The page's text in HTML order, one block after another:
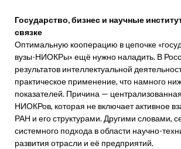
Государство, бизнес и научные
связке
Оптимальную кооперацию в цепочке
вузы-НИОКРы» ещё нужно наладить. В
результатов интеллектуальной
практическое применение, что намного
показателей. Причина —
НИОКРов, которая не включает активное
РАН и его структурами. Другими словами,
системного подхода в области научно-
развития отрасли и её предприятий.